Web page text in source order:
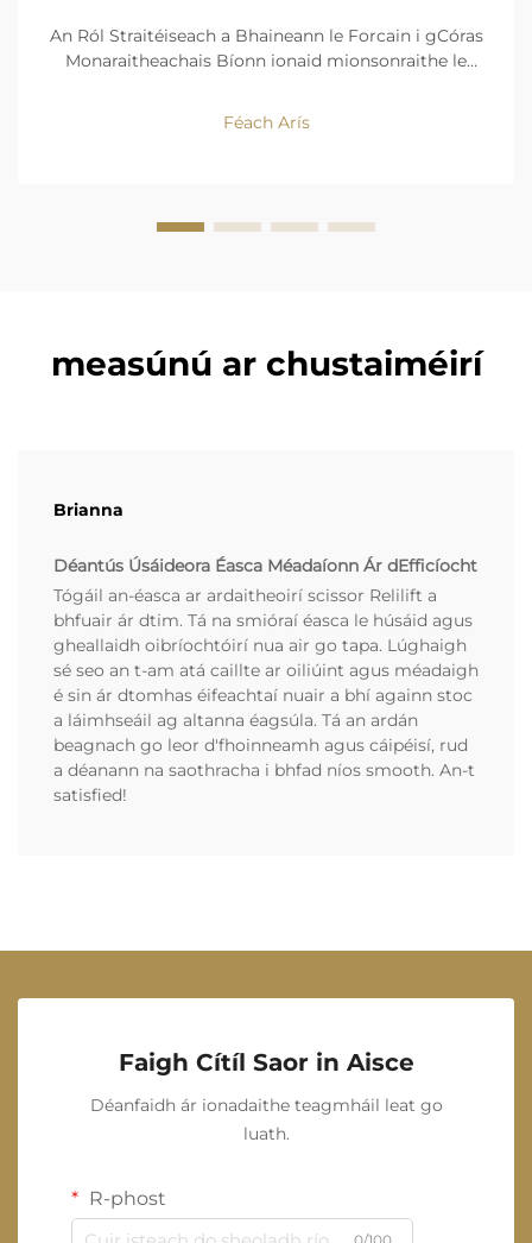
An Ról Straitéiseach a Bhaineann le Forcain i gCóras
Monaraitheachais Bíonn ionaid mionsonraithe le
gcórais aistriú áiteanna i gcomparáid le hoibríochtaí
láimhe. Opthaimíonn na gluaisteáin seo leanúint ar
Féach Arís
measúnú ar chustaiméirí
Brianna
Déantús Úsáideora Éasca Méadaíonn Ár dEfficíocht
Tógáil an-éasca ar ardaitheoirí scissor Relilift a
bhfuair ár dtim. Tá na smióraí éasca le húsáid agus
gheallaidh oibríochtóirí nua air go tapa. Lúghaigh
sé seo an t-am atá caillte ar oiliúint agus méadaigh
é sin ár dtomhas éifeachtaí nuair a bhí againn stoc
a láimhseáil ag altanna éagsúla. Tá an ardán
beagnach go leor d'fhoinneamh agus cáipéisí, rud
a déanann na saothracha i bhfad níos smooth. An-t
satisfied!
Faigh Cítíl Saor in Aisce
Déanfaidh ár ionadaithe teagmháil leat go
luath.
R-phost